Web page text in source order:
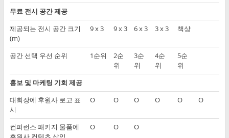
무료 전시 공간 제공
제공되는 전시 공간 크기
(m)
9 x 3 9 x 3 6 x 3 3 x 3 책상
공간 선택 우선 순위 1순위
2순
위
3순
위
4순
위
5순
위
홍보 및 마케팅 기회 제공
대회장에 후원사 로고 표
시
O O O O O O
컨퍼런스 패키지 물품에
O O O